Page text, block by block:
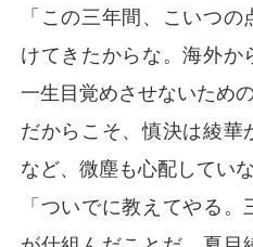
「この三年間、こいつ
けてきたからな。海外か
一生目覚めさせないための
だからこそ、慎決は綾華
など、微塵も心配していな
「ついでに教えてやる